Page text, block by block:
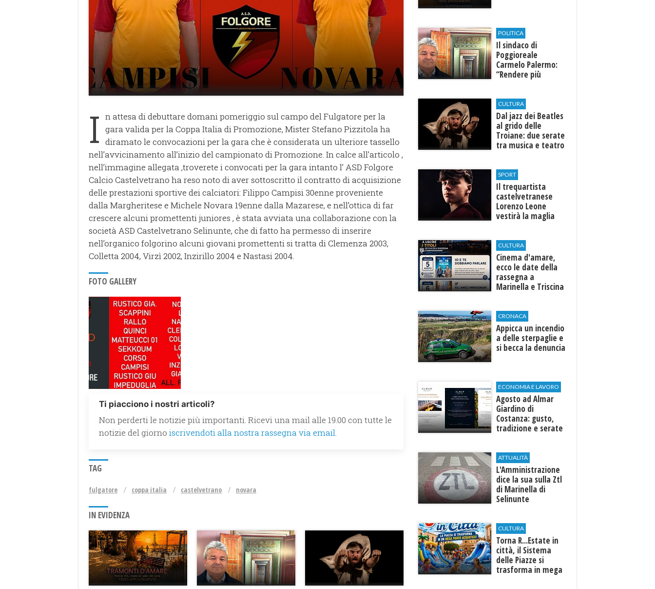
I n attesa di debuttare domani pomeriggio sul campo del Fulgatore per la
gara valida per la Coppa Italia di Promozione, Mister Stefano Pizzitola ha
diramato le convocazioni per la gara che è considerata un ulteriore tassello
nell’avvicinamento all’inizio del campionato di Promozione. In calce all’articolo ,
nell’immagine allegata ,troverete i convocati per la gara intanto l’ ASD Folgore
Calcio Castelvetrano ha reso noto di aver sottoscritto il contratto di acquisizione
delle prestazioni sportive dei calciatori: Filippo Campisi 30enne proveniente
dalla Margheritese e Michele Novara 19enne dalla Mazarese, e nell’ottica di far
crescere alcuni promettenti juniores , è stata avviata una collaborazione con la
società ASD Castelvetrano Selinunte, che di fatto ha permesso di inserire
nell’organico folgorino alcuni giovani promettenti si tratta di Clemenza 2003,
Colletta 2004, Virzì 2002, Inzirillo 2004 e Nastasi 2004.
FOTO GALLERY
Ti piacciono i nostri articoli?
Non perderti le notizie più importanti. Ricevi una mail alle 19.00 con tutte le
notizie del giorno iscrivendoti alla nostra rassegna via email.
TAG
fulgatore coppa italia castelvetrano novara
IN EVIDENZA
POLITICA
Il sindaco di
Poggioreale
Carmelo Palermo:
“Rendere più
Castelvetrano."
CULTURA
Dal jazz dei Beatles
al grido delle
Troiane: due serate
tra musica e teatro
SPORT
Il trequartista
castelvetranese
Lorenzo Leone
vestirà la maglia
CULTURA
Cinema d'amare,
ecco le date della
rassegna a
Marinella e Triscina
CRONACA
Appicca un incendio
a delle sterpaglie e
si becca la denuncia
ECONOMIA E LAVORO
Agosto ad Almar
Giardino di
Costanza: gusto,
tradizione e serate
esterni
ATTUALITÀ
L'Amministrazione
dice la sua sulla Ztl
di Marinella di
Selinunte
CULTURA
Torna R...Estate in
città, il Sistema
delle Piazze si
trasforma in mega